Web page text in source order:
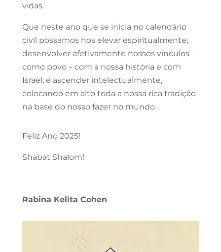
vidas.
Que neste ano que se inicia no calendário
civil possamos nos elevar espiritualmente;
desenvolver afetivamente nossos vínculos –
como povo – com a nossa história e com
Israel; e ascender intelectualmente,
colocando em alto toda a nossa rica tradição
na base do nosso fazer no mundo.
Feliz Ano 2025!
Shabat Shalom!
Rabina Kelita Cohen